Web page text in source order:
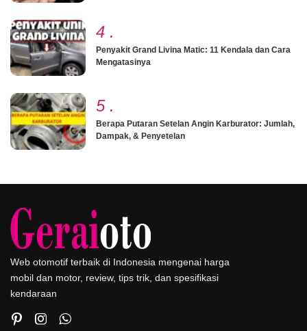
4 .
Penyakit Grand Livina Matic: 11 Kendala dan Cara
Mengatasinya
5 .
Berapa Putaran Setelan Angin Karburator: Jumlah,
Dampak, & Penyetelan
Web otomotif terbaik di Indonesia mengenai harga
mobil dan motor, review, tips trik, dan spesifikasi
kendaraan